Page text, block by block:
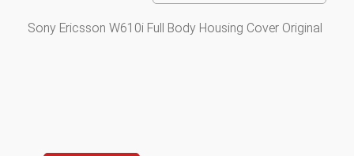
Sony Ericsson W610i Full Body Housing Cover Original